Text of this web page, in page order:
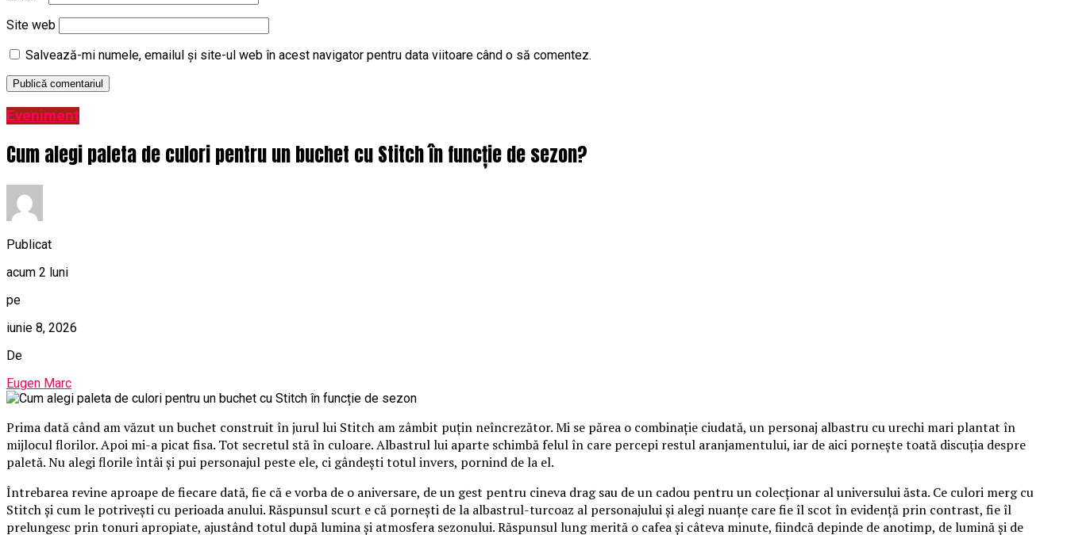
Site web
Salvează-mi numele, emailul și site-ul web în acest navigator pentru data viitoare când o să comentez.
Eveniment
Cum alegi paleta de culori pentru un buchet cu Stitch în funcție de sezon?
Publicat
acum 2 luni
pe
iunie 8, 2026
De
Eugen Marc
Prima dată când am văzut un buchet construit în jurul lui Stitch am zâmbit puțin neîncrezător. Mi se părea o combinație ciudată, un personaj albastru cu urechi mari plantat în
mijlocul florilor. Apoi mi-a picat fisa. Tot secretul stă în culoare. Albastrul lui aparte schimbă felul în care percepi restul aranjamentului, iar de aici pornește toată discuția despre
paletă. Nu alegi florile întâi și pui personajul peste ele, ci gândești totul invers, pornind de la el.
Întrebarea revine aproape de fiecare dată, fie că e vorba de o aniversare, de un gest pentru cineva drag sau de un cadou pentru un colecționar al universului ăsta. Ce culori merg cu
Stitch și cum le potrivești cu perioada anului. Răspunsul scurt e că pornești de la albastrul-turcoaz al personajului și alegi nuanțe care fie îl scot în evidență prin contrast, fie îl
prelungesc prin tonuri apropiate, ajustând totul după lumina și atmosfera sezonului. Răspunsul lung merită o cafea și câteva minute, fiindcă depinde de anotimp, de lumină și de